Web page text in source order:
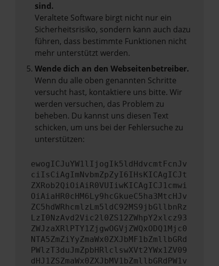
sind.
Veraltete Software birgt nicht nur ein
Sicherheitsrisiko, sondern kann auch dazu
führen, dass bestimmte Funktionen nicht
mehr unterstützt werden.
Wende dich an den Webseitenbetreiber.
Wenn du alle oben genannten Schritte
versucht hast, kontaktiere uns bitte. Wir
werden versuchen, das Problem zu
beheben. Du kannst uns diesen Text
schicken, um uns bei der Fehlersuche zu
unterstützen:
ewogICJuYW1lIjogIk5ldHdvcmtFcnJv
ciIsCiAgImNvbmZpZyI6IHsKICAgICJt
ZXRob2QiOiAiR0VUIiwKICAgICJ1cmwi
OiAiaHR0cHM6Ly9hcGkueC5ha3MtcHJv
ZC5hdWRhcmlzLm5ldC92MS9jbGllbnRz
LzI0NzAvd2Vic2l0ZS12ZWhpY2xlcz93
ZWJzaXRlPTY1ZjgwOGVjZWQxODQ1Mjc0
NTA5ZmZiYyZmaWx0ZXJbMF1bZmllbGRd
PWlzT3duJmZpbHRlclswXVt2YWx1ZV09
dHJ1ZSZmaWx0ZXJbMV1bZmllbGRdPW1v